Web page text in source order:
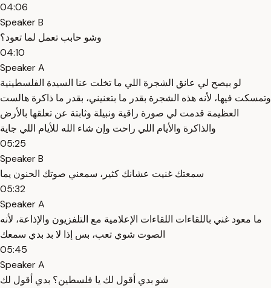
04:06
Speaker B
وشو حابب تعمل لما تعود؟
04:10
Speaker A
لو بيصح لي عانق الشجرة اللي ما تخلت عنا السيدة الفلسطينية
وتمسكت فيها، لأنه هذه الشجرة بقدر ما بتعنيني، بقدر ما ذاكرة هالست
العظيمة قدمت لي صورة راقية ونبيلة وثابتة عن تعلقها بالأرض
والذاكرة والأيام اللي راحت وإن شاء الله للأيام اللي جاية
05:25
Speaker B
سمعتك غنيت عشانك كثير، سمعني صوتك الحنون يما
05:32
Speaker A
ما معود غني باللقاءات اللقاءات الإعلامية مع التلفزيون والإذاعة، لأنه
الصوت شوي تعب، بس إذا لا بد بدي سمعك
05:45
Speaker A
شو بدي أقول لك يا فلسطين؟ بدي أقول لك